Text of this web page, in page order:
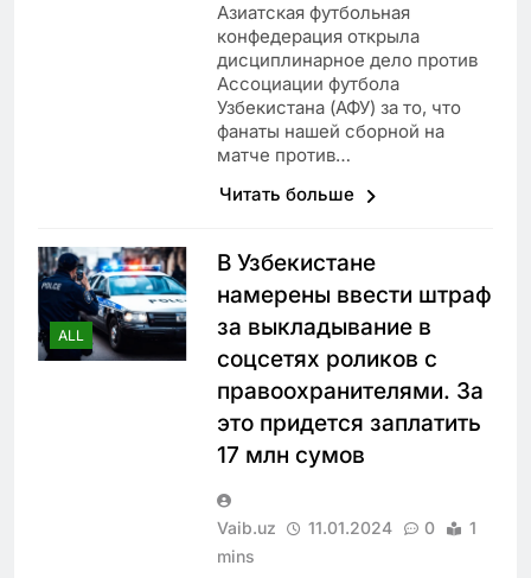
Азиатская футбольная
конфедерация открыла
дисциплинарное дело против
Ассоциации футбола
Узбекистана (АФУ) за то, что
фанаты нашей сборной на
матче против…
Читать больше
ALL
В Узбекистане
намерены ввести штраф
за выкладывание в
соцсетях роликов с
правоохранителями. За
это придется заплатить
17 млн сумов
Vaib.uz 11.01.2024 0
1
mins